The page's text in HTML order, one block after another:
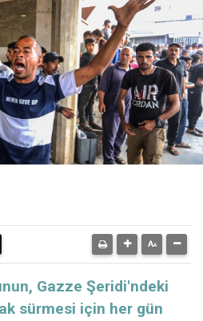
Gazze Şeridi'ndeki
sürmesi için her gün